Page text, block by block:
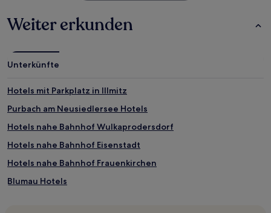
Weiter erkunden
Unterkünfte
Hotels mit Parkplatz in Illmitz
Purbach am Neusiedlersee Hotels
Hotels nahe Bahnhof Wulkaprodersdorf
Hotels nahe Bahnhof Eisenstadt
Hotels nahe Bahnhof Frauenkirchen
Blumau Hotels